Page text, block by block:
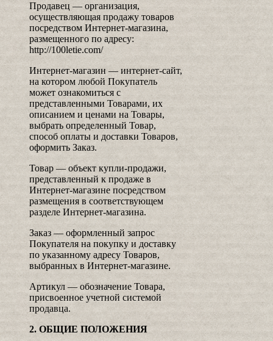
Продавец — организация,
осуществляющая продажу товаров
посредством Интернет-магазина,
размещенного по адресу:
http://100letie.com/
Интернет-магазин — интернет-сайт,
на котором любой Покупатель
может ознакомиться с
представленными Товарами, их
описанием и ценами на Товары,
выбрать определенный Товар,
способ оплаты и доставки Товаров,
оформить Заказ.
Товар — объект купли-продажи,
представленный к продаже в
Интернет-магазине посредством
размещения в соответствующем
разделе Интернет-магазина.
Заказ — оформленный запрос
Покупателя на покупку и доставку
по указанному адресу Товаров,
выбранных в Интернет-магазине.
Артикул — обозначение Товара,
присвоенное учетной системой
продавца.
2. ОБЩИЕ ПОЛОЖЕНИЯ